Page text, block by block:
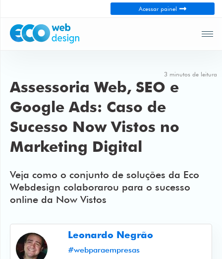
Acessar painel
Soluções
Webdesign
Campanhas
no
Google
para
gerar
leads
Artigos
3 minutos de leitura
Assessoria Web, SEO e
Google Ads: Caso de
Sucesso Now Vistos no
Marketing Digital
Veja como o conjunto de soluções da Eco
Webdesign colaborarou para o sucesso
online da Now Vistos
Leonardo Negrão
#webparaempresas